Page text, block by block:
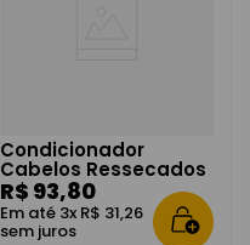
Condicionador
Cabelos Ressecados
Magic Repair 300ml
R$ 93,80
Em até 3x R$ 31,26
sem juros